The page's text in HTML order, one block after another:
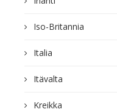
Iso-Britannia
Italia
Itävalta
Kreikka